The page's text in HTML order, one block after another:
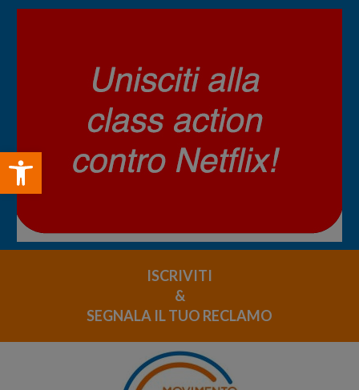
Open toolbar
ISCRIVITI
&
SEGNALA IL TUO RECLAMO